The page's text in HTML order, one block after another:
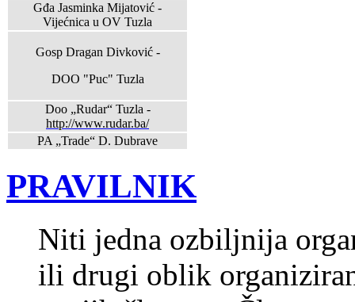
Gđa Jasminka Mijatović -
Vijećnica u OV Tuzla
Gosp Dragan Divković -
DOO "Puc" Tuzla
Doo „Rudar“ Tuzla -
http://www.rudar.ba/
PA „Trade“ D. Dubrave
PRAVILNIK
Niti jedna ozbiljnija
ili drugi oblik